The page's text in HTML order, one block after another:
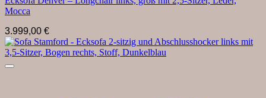
Mocca
3.999,00 €